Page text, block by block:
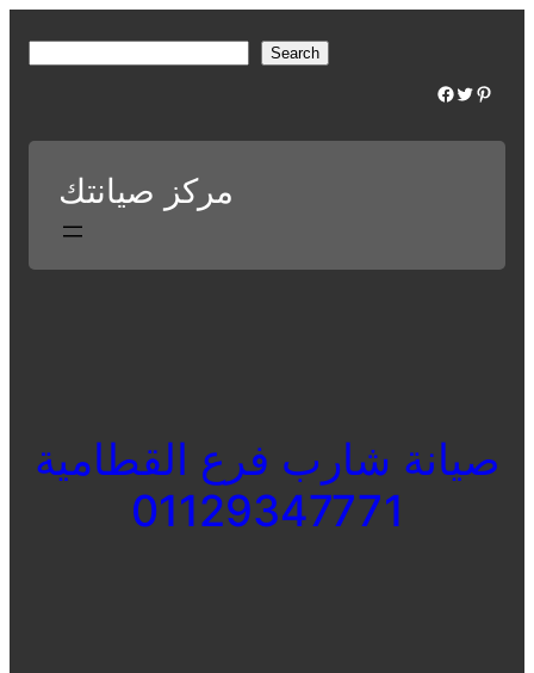
r
Search
Facebook Twitter Pinterest
مركز صيانتك
صيانة شارب فرع القطامية
01129347771